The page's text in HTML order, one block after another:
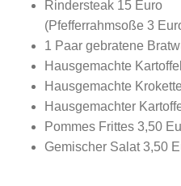
Rindersteak 15 Euro
(Pfefferrahmsoße 3
1 Paar gebratene
Hausgemachte
Hausgemachte
Hausgemachter
Pommes Frittes 3,50
Gemischer Salat 3,50